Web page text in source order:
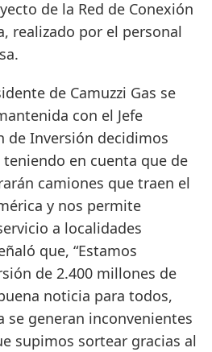
de la Red de Conexión
realizado por el personal
de Camuzzi Gas se
con el Jefe
de Inversión decidimos
en cuenta que de
camiones que traen el
y nos permite
a localidades
que, “Estamos
de 2.400 millones de
noticia para todos,
se generan inconvenientes
supimos sortear gracias al